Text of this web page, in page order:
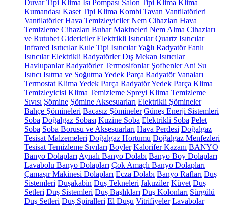
Duvar Tipi Klima Isı Pompası Salon Tipi Klima Klima
Kumandası Kaset Tipi Klima Kombi Tavan Vantilatörleri
Vantilatörler Hava Temizleyiciler Nem Cihazları Hava
Temizleme Cihazları Buhar Makineleri Nem Alma Cihazları
ve Rutubet Gidericiler Elektrikli Isıtıcılar Quartz Isıtıcılar
Infrared Isıtıcılar Kule Tipi IsıtıcılarYağlı Radyatör Fanlı
Isıtıcılar Elektrikli Radyatörler Dış Mekan Isıtıcılar
Havlupanlar Radyatörler Termosifonlar Şofbenler Ani Su
Isıtıcı Isıtma ve Soğutma Yedek Parça Radyatör Vanaları
Termostat Klima Yedek Parça Radyatör Yedek Parça Klima
Temizleyicisi Klima Temizleme Spreyi Klima Temizleme
Sıvısı Şömine Şömine Aksesuarları Elektrikli Şömineler
Bahçe Şömineleri Bacasız Şömineler Güneş Enerji Sistemleri
Soba Doğalgaz Sobası Kuzine Soba Elektrikli Soba Pelet
Soba Soba Borusu ve Aksesuarları Hava Perdesi Doğalgaz
Tesisat Malzemeleri Doğalgaz Hortumu Doğalgaz Menfezleri
Tesisat Temizleme Sıvıları Boyler Kalorifer Kazanı BANYO
Banyo Dolapları Aynalı Banyo Dolabı Banyo Boy Dolapları
Lavabolu Banyo Dolapları Çok Amaçlı Banyo Dolapları
Çamaşır Makinesi Dolapları Ecza Dolabı Banyo Rafları Duş
Sistemleri Duşakabin Duş Tekneleri Jakuziler Küvet Duş
Setleri Duş Sistemleri Duş Başlıkları Duş Kolonları Sürgülü
Duş Setleri Duş Spiralleri El Duşu Vitrifiyeler Lavabolar